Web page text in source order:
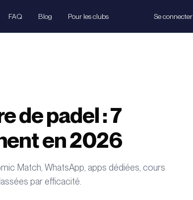
FAQ Blog Pour les clubs Se connecter
de padel : 7
en 2026
Match, WhatsApp, apps dédiées, cours
par efficacité.